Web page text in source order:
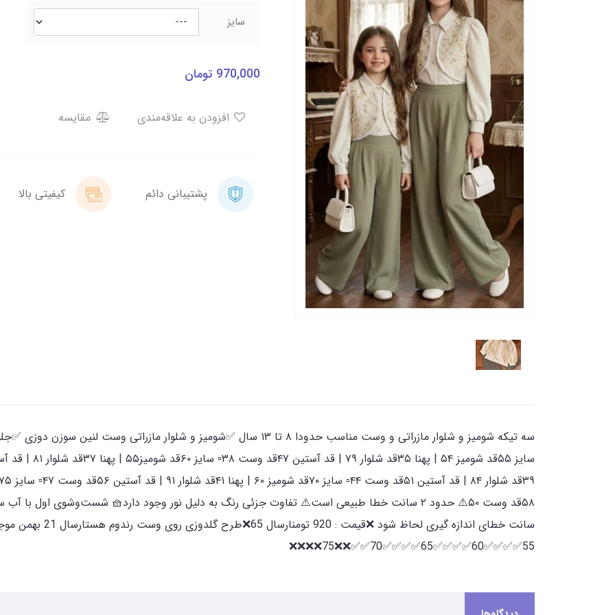
سایز
970,000 تومان
مقایسه
پشتیبانی دائم کیفیتی بالا
سه تیکه شومیز و شلوار مازراتی و وست مناسب حدودا ۸ تا ۱۳ سال ✅شومیز و شلوار
۵۸قد وست ۵۰⚠️ حدود ۲ سانت خطا طبیعی است⚠️ تفاوت جزئی رنگ به دلیل نور وجود دارد🧺 شست‌وشوی
سانت خطای اندازه گیری لحاظ شود ❌️قیمت : 920
55✅✅✅✅60✅✅✅✅65✅✅✅✅70✅✅❌❌75❌❌❌❌